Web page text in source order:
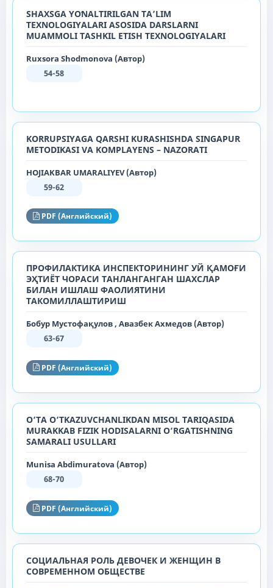
SHAXSGA YOʻNALTIRILGAN TA’LIM
TEXNOLOGIYALARI ASOSIDA DARSLARNI
MUAMMOLI TASHKIL ETISH TEXNOLOGIYALARI
Ruxsora Shodmonova (Автор)
54-58
KORRUPSIYAGA QARSHI KURASHISHDA SINGAPUR
METODIKASI VA KOMPLAYENS – NAZORATI
HOJIAKBAR UMARALIYEV (Автор)
59-62
PDF (Английский)
ПРОФИЛАКТИКА ИНСПЕКТОРИНИНГ УЙ ҚАМОҒИ
ЭҲТИЁТ ЧОРАСИ ТАНЛАНГАНГАН ШАХСЛАР
БИЛАН ИШЛАШ ФАОЛИЯТИНИ
ТАКОМИЛЛАШТИРИШ
Бобур Мустофақулов , Авазбек Ахмедов (Автор)
63-67
PDF (Английский)
O‘TA O‘TKAZUVCHANLIKDAN MISOL TARIQASIDA
MURAKKAB FIZIK HODISALARNI O‘RGATISHNING
SAMARALI USULLARI
Munisa Abdimuratova (Автор)
68-70
PDF (Английский)
СОЦИАЛЬНАЯ РОЛЬ ДЕВОЧЕК И ЖЕНЩИН В
СОВРЕМЕННОМ ОБЩЕСТВЕ